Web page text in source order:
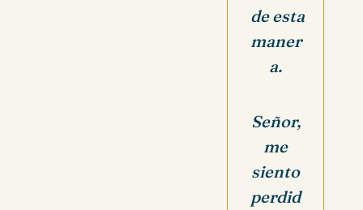
de esta
maner
a.
Señor,
me
siento
perdid